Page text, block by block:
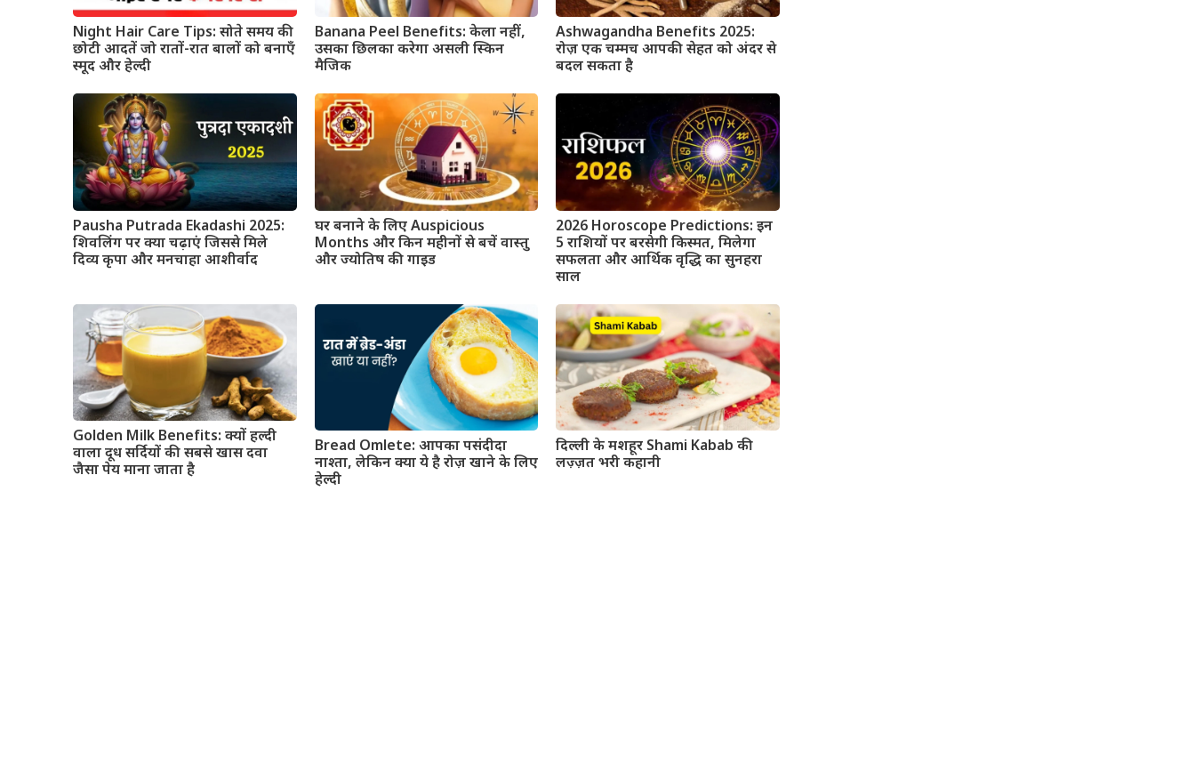
Night Hair Care Tips: सोते समय की
छोटी आदतें जो रातों-रात बालों को बनाएँ
स्मूद और हेल्दी
Banana Peel Benefits: केला नहीं,
उसका छिलका करेगा असली स्किन
मैजिक
Ashwagandha Benefits 2025:
रोज़ एक चम्मच आपकी सेहत को अंदर से
बदल सकता है
Pausha Putrada Ekadashi 2025:
शिवलिंग पर क्या चढ़ाएं जिससे मिले
दिव्य कृपा और मनचाहा आशीर्वाद
घर बनाने के लिए Auspicious
Months और किन महीनों से बचें वास्तु
और ज्योतिष की गाइड
2026 Horoscope Predictions: इन
5 राशियों पर बरसेगी किस्मत, मिलेगा
सफलता और आर्थिक वृद्धि का सुनहरा
साल
Golden Milk Benefits: क्यों हल्दी
वाला दूध सर्दियों की सबसे खास दवा
जैसा पेय माना जाता है
Bread Omlete: आपका पसंदीदा
नाश्ता, लेकिन क्या ये है रोज़ खाने के लिए
हेल्दी
दिल्ली के मशहूर Shami Kabab की
लज़्ज़त भरी कहानी